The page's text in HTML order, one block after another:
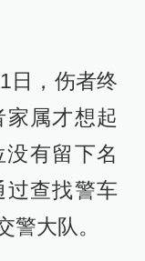
日，伤者终
属才想起
有留下名
查找警车
警大队。